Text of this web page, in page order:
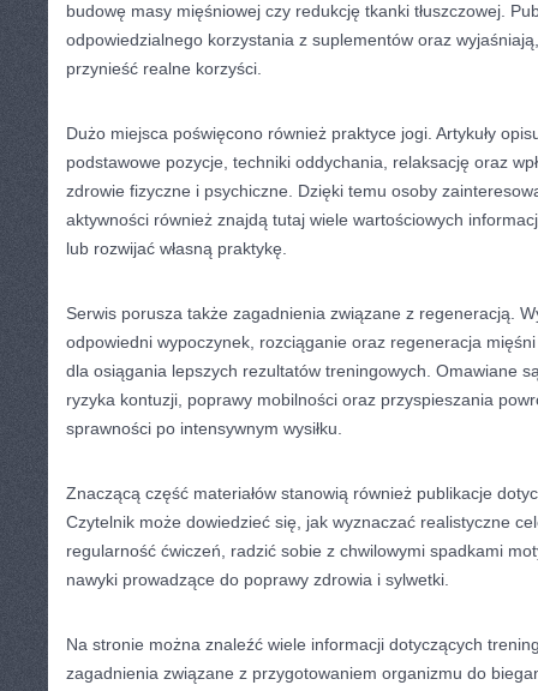
budowę masy mięśniowej czy redukcję tkanki tłuszczowej.
odpowiedzialnego korzystania z suplementów oraz
przynieść realne korzyści.
Dużo miejsca poświęcono również praktyce jogi. Artykuły
podstawowe pozycje, techniki oddychania, relaksację oraz
zdrowie fizyczne i psychiczne. Dzięki temu osoby
aktywności również znajdą tutaj wiele wartościowych
lub rozwijać własną praktykę.
Serwis porusza także zagadnienia związane z regeneracją.
odpowiedni wypoczynek, rozciąganie oraz regeneracja
dla osiągania lepszych rezultatów treningowych. Omawiane
ryzyka kontuzji, poprawy mobilności oraz przyspieszania
sprawności po intensywnym wysiłku.
Znaczącą część materiałów stanowią również publikacje
Czytelnik może dowiedzieć się, jak wyznaczać realistyczne
regularność ćwiczeń, radzić sobie z chwilowymi spadkami
nawyki prowadzące do poprawy zdrowia i sylwetki.
Na stronie można znaleźć wiele informacji dotyczących
zagadnienia związane z przygotowaniem organizmu do